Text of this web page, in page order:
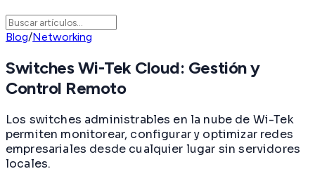
Blog/Networking
Switches Wi-Tek Cloud: Gestión y
Control Remoto
Los switches administrables en la nube de Wi-Tek
permiten monitorear, configurar y optimizar redes
empresariales desde cualquier lugar sin servidores
locales.